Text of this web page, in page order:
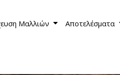
Μαλλιών Αποτελέσματα